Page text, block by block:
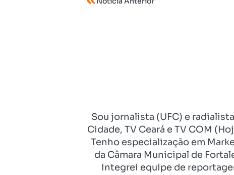
Sou jornalista (UFC) e
Cidade, TV Ceará e TV COM
Tenho especialização em
da Câmara Municipal de
Integrei equipe de